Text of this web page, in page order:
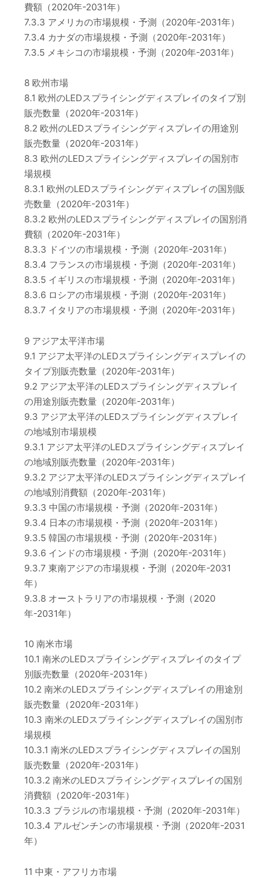
費額（2020年-2031年）
7.3.3 アメリカの市場規模・予測（2020年-2031年）
7.3.4 カナダの市場規模・予測（2020年-2031年）
7.3.5 メキシコの市場規模・予測（2020年-2031年）
8 欧州市場
8.1 欧州のLEDスプライシングディスプレイのタイプ別
販売数量（2020年-2031年）
8.2 欧州のLEDスプライシングディスプレイの用途別
販売数量（2020年-2031年）
8.3 欧州のLEDスプライシングディスプレイの国別市
場規模
8.3.1 欧州のLEDスプライシングディスプレイの国別販
売数量（2020年-2031年）
8.3.2 欧州のLEDスプライシングディスプレイの国別消
費額（2020年-2031年）
8.3.3 ドイツの市場規模・予測（2020年-2031年）
8.3.4 フランスの市場規模・予測（2020年-2031年）
8.3.5 イギリスの市場規模・予測（2020年-2031年）
8.3.6 ロシアの市場規模・予測（2020年-2031年）
8.3.7 イタリアの市場規模・予測（2020年-2031年）
9 アジア太平洋市場
9.1 アジア太平洋のLEDスプライシングディスプレイの
タイプ別販売数量（2020年-2031年）
9.2 アジア太平洋のLEDスプライシングディスプレイ
の用途別販売数量（2020年-2031年）
9.3 アジア太平洋のLEDスプライシングディスプレイ
の地域別市場規模
9.3.1 アジア太平洋のLEDスプライシングディスプレイ
の地域別販売数量（2020年-2031年）
9.3.2 アジア太平洋のLEDスプライシングディスプレイ
の地域別消費額（2020年-2031年）
9.3.3 中国の市場規模・予測（2020年-2031年）
9.3.4 日本の市場規模・予測（2020年-2031年）
9.3.5 韓国の市場規模・予測（2020年-2031年）
9.3.6 インドの市場規模・予測（2020年-2031年）
9.3.7 東南アジアの市場規模・予測（2020年-2031
年）
9.3.8 オーストラリアの市場規模・予測（2020
年-2031年）
10 南米市場
10.1 南米のLEDスプライシングディスプレイのタイプ
別販売数量（2020年-2031年）
10.2 南米のLEDスプライシングディスプレイの用途別
販売数量（2020年-2031年）
10.3 南米のLEDスプライシングディスプレイの国別市
場規模
10.3.1 南米のLEDスプライシングディスプレイの国別
販売数量（2020年-2031年）
10.3.2 南米のLEDスプライシングディスプレイの国別
消費額（2020年-2031年）
10.3.3 ブラジルの市場規模・予測（2020年-2031年）
10.3.4 アルゼンチンの市場規模・予測（2020年-2031
年）
11 中東・アフリカ市場